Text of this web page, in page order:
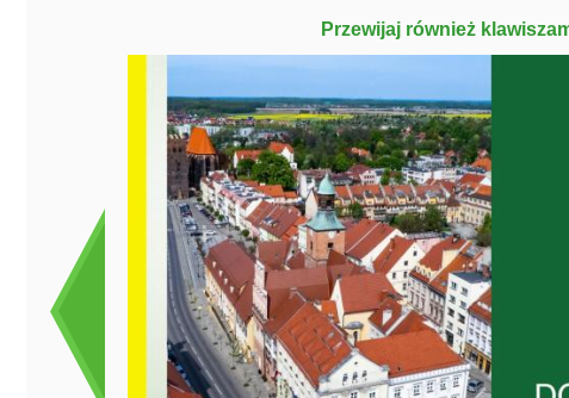
Przewijaj również